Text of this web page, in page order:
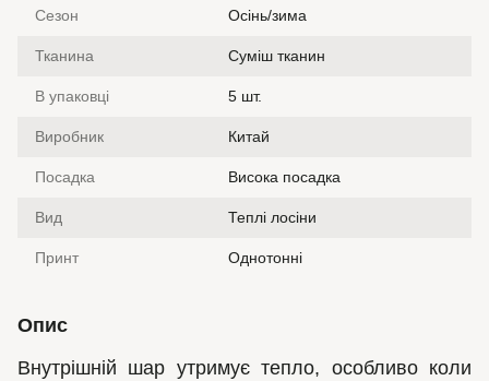
Сезон Осінь/зима
Тканина Суміш тканин
В упаковці 5 шт.
Виробник Китай
Посадка Висока посадка
Вид Теплі лосіни
Принт Однотонні
Опис
Внутрішній шар утримує тепло, особливо коли